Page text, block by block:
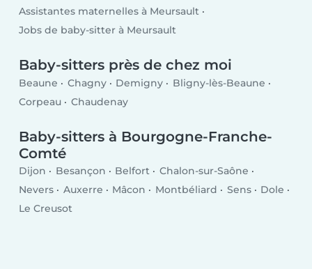
Assistantes maternelles à Meursault
Jobs de baby-sitter à Meursault
Baby-sitters près de chez moi
Beaune Chagny Demigny
Bligny-lès-Beaune
Corpeau
Chaudenay
Baby-sitters à Bourgogne-Franche-
Comté
Dijon Besançon Belfort
Chalon-sur-Saône
Nevers
Auxerre Mâcon Montbéliard Sens
Dole
Le Creusot